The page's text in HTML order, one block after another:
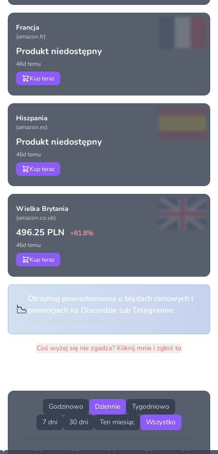
Francja
(amazon.fr)
Produkt niedostępny
46d temu
Kup teraz
Hiszpania
(amazon.es)
Produkt niedostępny
46d temu
Kup teraz
Wielka Brytania
(amazon.co.uk)
496.25 PLN +81.8%
46d temu
Kup teraz
📉
Otrzymuj powiadomienia o błędach cenowych i
promocjach na Discordzie lub Telegramie.
Coś wyżej się nie zgadza? Kliknij mnie i zgłoś to
Godzinowo Dziennie
Tygodniowo
7 dni
30 dni Ten miesiąc Wszystko